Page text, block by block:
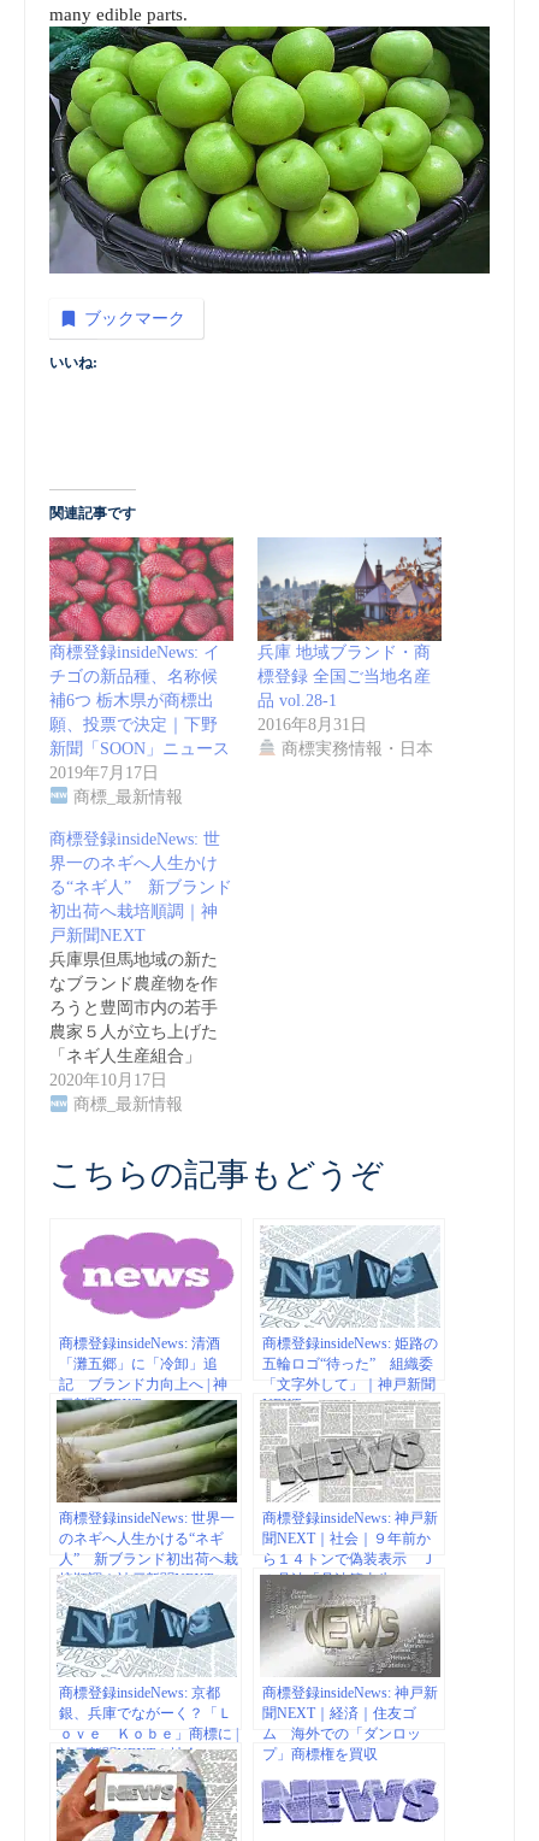
many edible parts.
ブックマーク
いいね:
関連記事です
商標登録insideNews: イ
チゴの新品種、名称候
補6つ 栃木県が商標出
願、投票で決定｜下野
新聞「SOON」ニュース
2019年7月17日
商標_最新情報
兵庫 地域ブランド・商
標登録 全国ご当地名産
品 vol.28-1
2016年8月31日
商標実務情報・日本
商標登録insideNews: 世
界一のネギへ人生かけ
る“ネギ人” 新ブランド
初出荷へ栽培順調｜神
戸新聞NEXT
兵庫県但馬地域の新た
なブランド農産物を作
ろうと豊岡市内の若手
農家５人が立ち上げた
「ネギ人生産組合」
が…
2020年10月17日
商標_最新情報
こちらの記事もどうぞ
商標登録insideNews: 清酒
「灘五郷」に「冷卸」追
記 ブランド力向上へ | 神
戸新聞NEXT
商標登録insideNews: 姫路の
五輪ロゴ“待った” 組織委
「文字外して」｜神戸新聞
NEXT
商標登録insideNews: 世界一
のネギへ人生かける“ネギ
人” 新ブランド初出荷へ栽
培順調｜神戸新聞NEXT
商標登録insideNews: 神戸新
聞NEXT｜社会｜９年前か
ら１４トンで偽装表示 Ｊ
Ａ丹波「丹波篠山牛」
商標登録insideNews: 京都
銀、兵庫でながーく？「Ｌ
ｏｖｅ Ｋｏｂｅ」商標に |
神戸新聞NEXT｜社会
商標登録insideNews: 神戸新
聞NEXT｜経済｜住友ゴ
ム 海外での「ダンロッ
プ」商標権を買収